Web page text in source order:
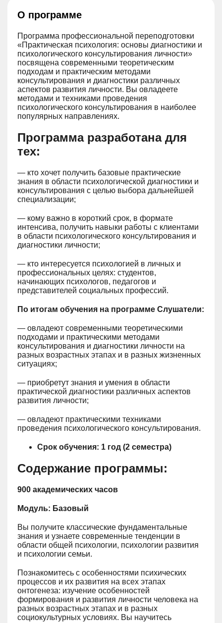
О программе
Программа профессиональной переподготовки
«Практическая психология: основы диагностики и
психологического консультирования личности»
посвящена современными теоретическим
подходам и практическим методами
консультирования и диагностики различных
аспектов развития личности. Вы овладеете
методами и техниками проведения
психологического консультирования в наиболее
популярных направлениях.
Программа разработана для
тех:
— кто хочет получить базовые практические
знания в области психологической диагностики и
консультирования с целью выбора дальнейшей
специализации;
— кому важно в короткий срок, в формате
интенсива, получить навыки работы с клиентами
в области психологического консультирования и
диагностики личности;
— кто интересуется психологией в личных и
профессиональных целях: студентов,
начинающих психологов, педагогов и
представителей социальных профессий.
По итогам обучения на программе Слушатели:
— овладеют современными теоретическими
подходами и практическими методами
консультирования и диагностики личности на
разных возрастных этапах и в разных жизненных
ситуациях;
— приобретут знания и умения в области
практической диагностики различных аспектов
развития личности;
— овладеют практическими техниками
проведения психологического консультирования.
Срок обучения: 1 год (2 семестра)
Содержание программы:
900 академических часов
Модуль: Базовый
Вы получите классические фундаментальные
знания и узнаете современные тенденции в
области общей психологии, психологии развития
и психологии семьи.
Познакомитесь с особенностями психических
процессов и их развития на всех этапах
онтогенеза: изучение особенностей
формирования и развития личности человека на
разных возрастных этапах и в разных
социокультурных условиях. Вы научитесь